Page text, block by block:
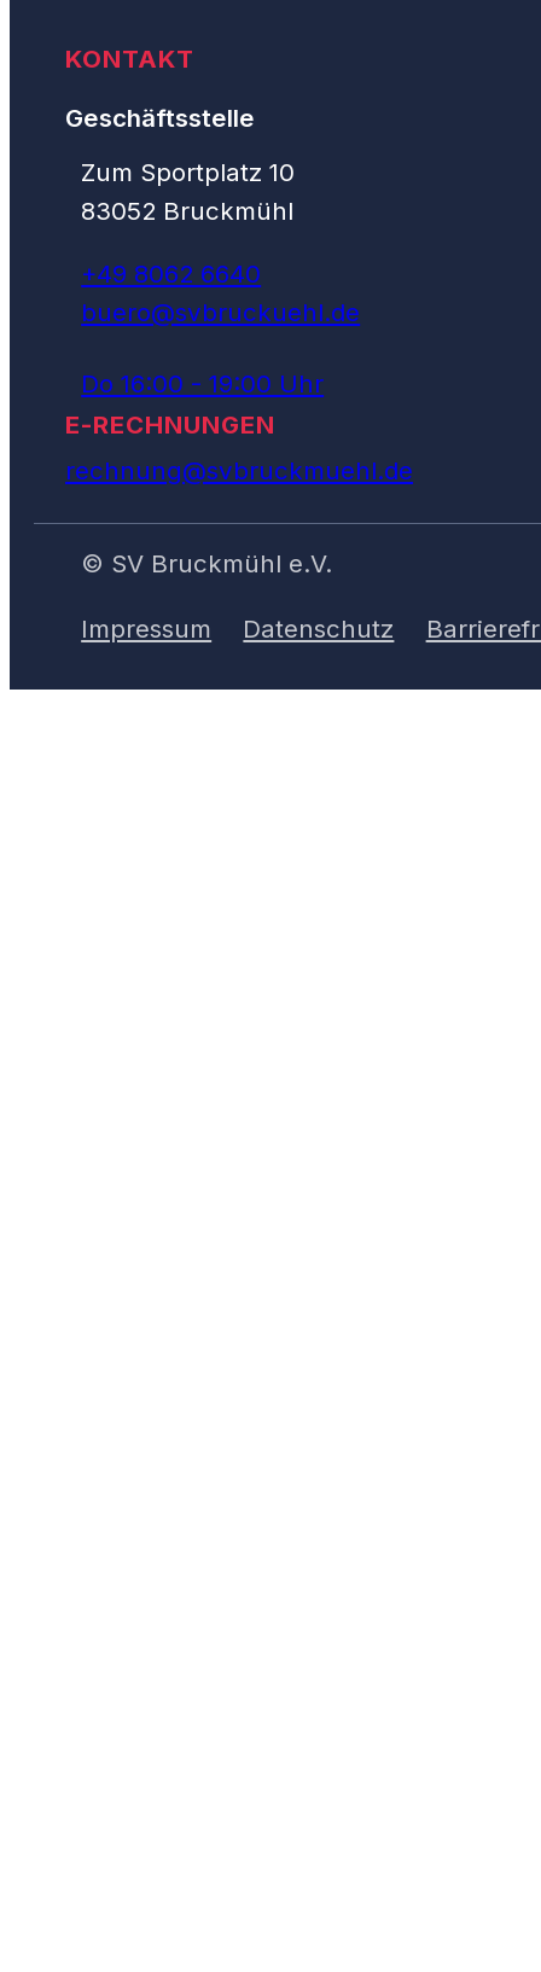
KONTAKT
Geschäftsstelle
Zum Sportplatz 10
83052 Bruckmühl
+49 8062 6640
buero@svbruckuehl.de
Do 16:00 - 19:00 Uhr
E-RECHNUNGEN
rechnung@svbruckmuehl.de
© SV Bruckmühl e.V.
Impressum Datenschutz